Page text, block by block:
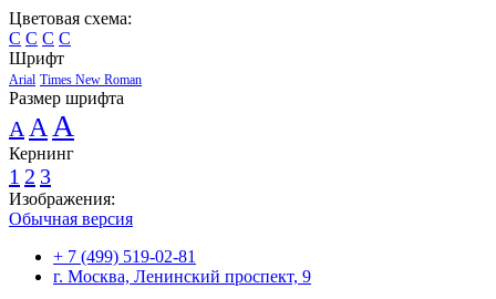
Цветовая схема:
C C C C
Шрифт
Arial Times New Roman
Размер шрифта
A A A
Кернинг
1 2 3
Изображения:
Обычная версия
+ 7 (499) 519-02-81
г. Москва, Ленинский проспект, 9